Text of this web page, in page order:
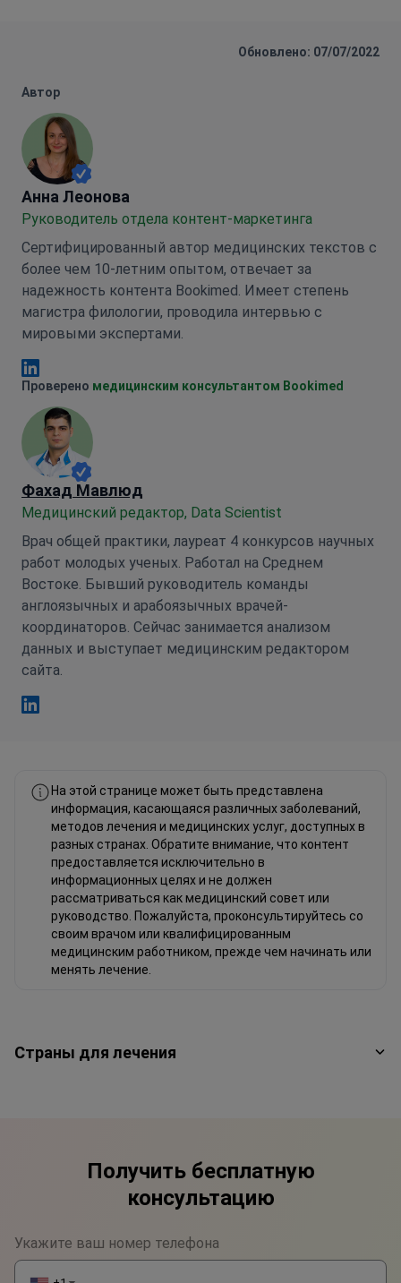
Обновлено: 07/07/2022
Автор
Анна Леонова
Анна Леонова
Руководитель отдела контент-маркетинга
Сертифицированный автор медицинских текстов с
более чем 10-летним опытом, отвечает за
надежность контента Bookimed. Имеет степень
магистра филологии, проводила интервью с
мировыми экспертами.
Анна Леонова Linkedin
Проверено медицинским консультантом Bookimed
Фахад Мавлюд
Медицинский редактор, Data Scientist
Врач общей практики, лауреат 4 конкурсов научных
работ молодых ученых. Работал на Среднем
Востоке. Бывший руководитель команды
англоязычных и арабоязычных врачей-
координаторов. Сейчас занимается анализом
данных и выступает медицинским редактором
сайта.
На этой странице может быть представлена
информация, касающаяся различных заболеваний,
методов лечения и медицинских услуг, доступных в
разных странах. Обратите внимание, что контент
предоставляется исключительно в
информационных целях и не должен
рассматриваться как медицинский совет или
руководство. Пожалуйста, проконсультируйтесь со
своим врачом или квалифицированным
медицинским работником, прежде чем начинать или
менять лечение.
Страны для лечения
Получить бесплатную
консультацию
Укажите ваш номер телефона